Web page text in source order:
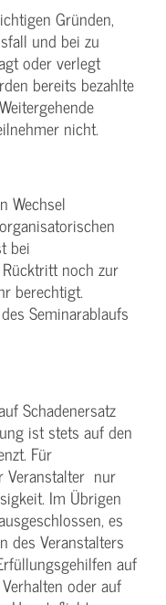
Gründen,
und bei zu
oder verlegt
bereits bezahlte
nicht.
Wechsel
bei
noch zur
berechtigt.
Seminarablaufs
Schadenersatz
ist stets auf den
Für
Veranstalter nur
Im Übrigen
es
des Veranstalters
auf
oder auf